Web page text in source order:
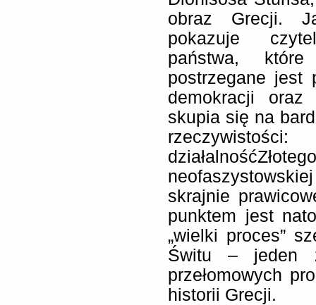
obraz Grecji.
pokazuje
państwa,
postrzegane jest
demokracji oraz
skupia się na
skrajnie
punktem jest
„wielki proces”
Świtu – jeden
przełomowych
historii Grecji.